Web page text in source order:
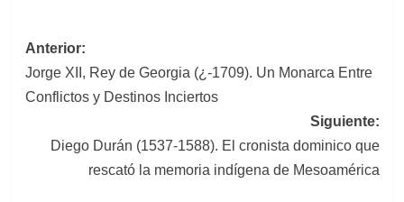
Navegación
de
entradas
Anterior:
Jorge XII, Rey de Georgia (¿-1709). Un Monarca Entre
Conflictos y Destinos Inciertos
Siguiente:
Diego Durán (1537-1588). El cronista dominico que
rescató la memoria indígena de Mesoamérica